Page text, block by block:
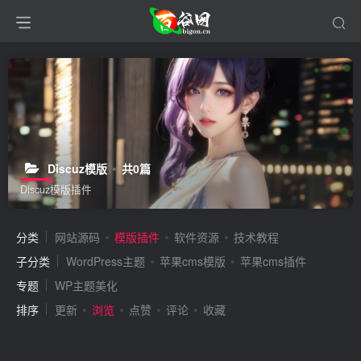
Discuz模版 共0篇
Discuz模版插件
分类 网站源码 模版插件 软件资源
技术教程
子分类
WordPress主题 苹果cms模版
苹果cms插件
专题
WP主题美化
排序
更新 浏览 点赞 评论 收藏